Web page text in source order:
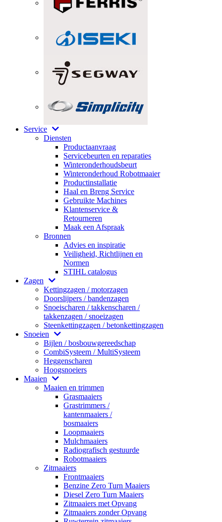
Service
Diensten
Productaanvraag
Servicebeurten en reparaties
Winteronderhoudsbeurt
Winteronderhoud Robotmaaier
Productinstallatie
Haal en Breng Service
Gebruikte Machines
Klantenservice &
Retourneren
Maak een Afspraak
Bronnen
Advies en inspiratie
Veiligheid, Richtlijnen en
Normen
STIHL catalogus
Zagen
Kettingzagen / motorzagen
Doorslijpers / bandenzagen
Snoeischaren / takkenscharen /
takkenzagen / snoeizagen
Steenkettingzagen / betonkettingzagen
Snoeien
Bijlen / bosbouwgereedschap
CombiSysteem / MultiSysteem
Heggenscharen
Hoogsnoeiers
Maaien
Maaien en trimmen
Grasmaaiers
Grastrimmers /
kantenmaaiers /
bosmaaiers
Loopmaaiers
Mulchmaaiers
Radiografisch gestuurde
Robotmaaiers
Zitmaaiers
Frontmaaiers
Benzine Zero Turn Maaiers
Diesel Zero Turn Maaiers
Zitmaaiers met Opvang
Zitmaaiers zonder Opvang